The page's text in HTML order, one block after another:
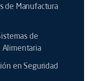
de Manufactura
de
Alimentaria
en Seguridad